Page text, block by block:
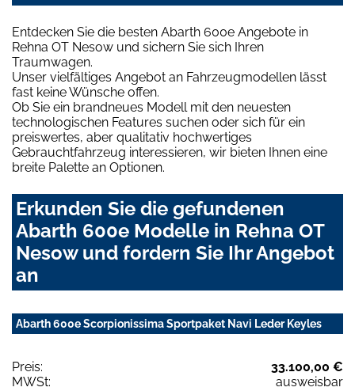
Entdecken Sie die besten Abarth 600e Angebote in
Rehna OT Nesow und sichern Sie sich Ihren
Traumwagen.
Unser vielfältiges Angebot an Fahrzeugmodellen lässt
fast keine Wünsche offen.
Ob Sie ein brandneues Modell mit den neuesten
technologischen Features suchen oder sich für ein
preiswertes, aber qualitativ hochwertiges
Gebrauchtfahrzeug interessieren, wir bieten Ihnen eine
breite Palette an Optionen.
Erkunden Sie die gefundenen
Abarth 600e Modelle in Rehna OT
Nesow und fordern Sie Ihr Angebot
an
Abarth 600e Scorpionissima Sportpaket Navi Leder Keyles
Preis:
33.100,00 €
MWSt:
ausweisbar